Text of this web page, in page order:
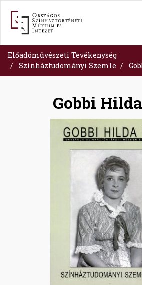
content
Előadóművészeti Tevékenység
Színháztudományi Szemle
Gobbi